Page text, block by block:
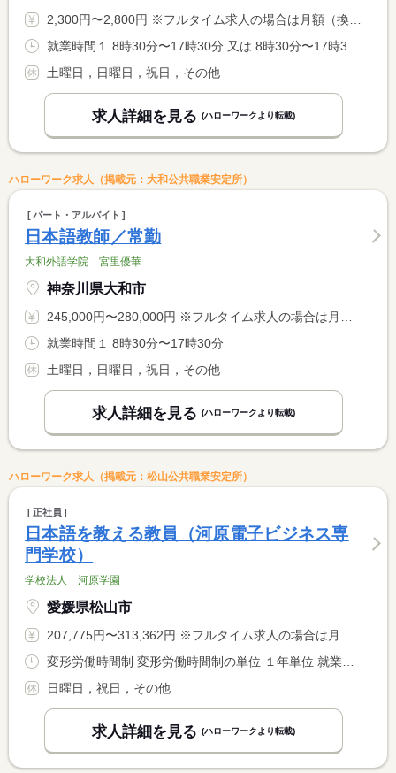
2,300円〜2,800円 ※フルタイム求人の場合は月額（換算額）、パート求人の場合は時間額を表示しています。
土曜日，日曜日，祝日，その他
求人詳細を見る (ハローワークより転載)
ハローワーク求人（掲載元：大和公共職業安定所）
パート・アルバイト
日本語教師／常勤
大和外語学院 宮里優華
神奈川県大和市
245,000円〜280,000円 ※フルタイム求人の場合は月額（換算額）、パート求人の場合は時間額を表示しています。
就業時間１ 8時30分〜17時30分
土曜日，日曜日，祝日，その他
求人詳細を見る (ハローワークより転載)
ハローワーク求人（掲載元：松山公共職業安定所）
正社員
日本語を教える教員（河原電子ビジネス専
門学校）
学校法人 河原学園
愛媛県松山市
207,775円〜313,362円 ※フルタイム求人の場合は月額（換算額）、パート求人の場合は時間額を表示しています。
日曜日，祝日，その他
求人詳細を見る (ハローワークより転載)